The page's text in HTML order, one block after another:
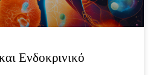
Ενδοκρινικό